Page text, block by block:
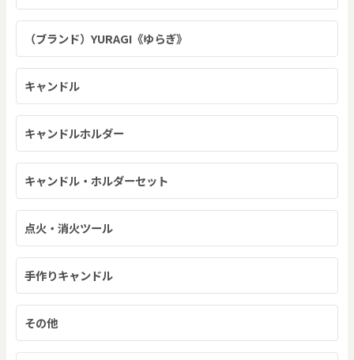
（ブランド）YURAGI《ゆらぎ》
キャンドル
キャンドルホルダー
キャンドル・ホルダーセット
点火・消火ツール
手作りキャンドル
その他